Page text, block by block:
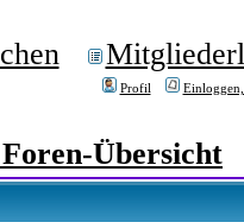
Profil
Übersicht